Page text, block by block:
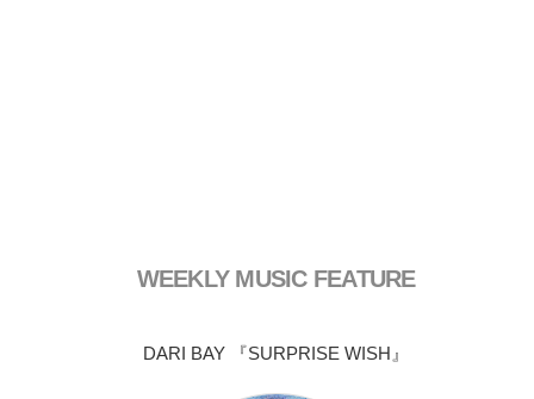
WEEKLY MUSIC FEATURE
DARI BAY 『SURPRISE WISH』